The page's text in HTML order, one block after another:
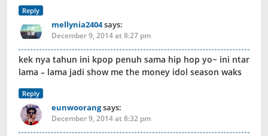
Reply
mellynia2404says:
December 9, 2014 at 8:27 pm
kek nya tahun ini kpop penuh sama hip hop yo~ ini ntar
lama – lama jadi show me the money idol season waks
Reply
eunwoorangsays:
December 9, 2014 at 8:32 pm